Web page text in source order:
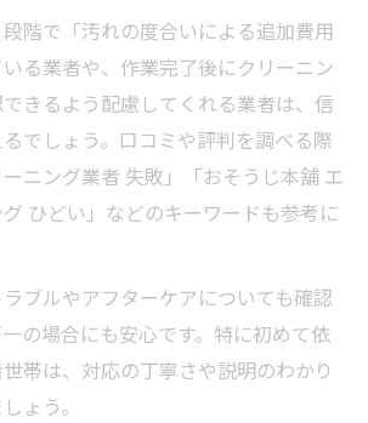
階で「汚れの度合いによる追加費用
る業者や、作業完了後にクリーニン
きるよう配慮してくれる業者は、信
でしょう。口コミや評判を調べる際
ニング業者 失敗」「おそうじ本舗 エ
ひどい」などのキーワードも参考に
ブルやアフターケアについても確認
の場合にも安心です。特に初めて依
帯は、対応の丁寧さや説明のわかり
ょう。